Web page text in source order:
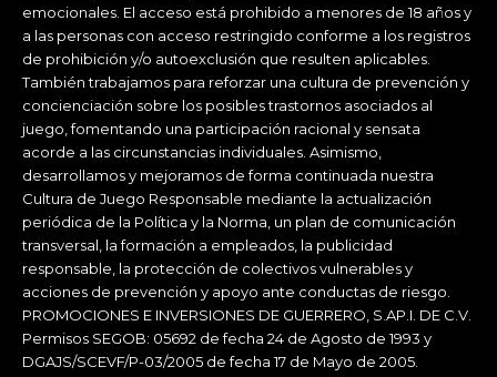
emocionales. El acceso está prohibido a menores de 18 años y
a las personas con acceso restringido conforme a los registros
de prohibición y/o autoexclusión que resulten aplicables.
También trabajamos para reforzar una cultura de prevención y
concienciación sobre los posibles trastornos asociados al
juego, fomentando una participación racional y sensata
acorde a las circunstancias individuales. Asimismo,
desarrollamos y mejoramos de forma continuada nuestra
Cultura de Juego Responsable mediante la actualización
periódica de la Política y la Norma, un plan de comunicación
transversal, la formación a empleados, la publicidad
responsable, la protección de colectivos vulnerables y
acciones de prevención y apoyo ante conductas de riesgo.
PROMOCIONES E INVERSIONES DE GUERRERO, S.AP.I. DE C.V.
Permisos SEGOB: 05692 de fecha 24 de Agosto de 1993 y
DGAJS/SCEVF/P-03/2005 de fecha 17 de Mayo de 2005.